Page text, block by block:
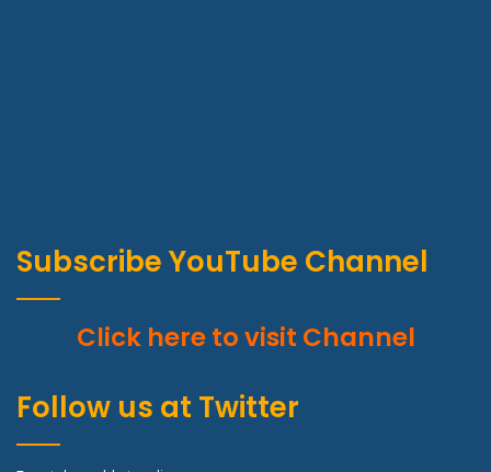
Subscribe YouTube Channel
Click here to visit Channel
Follow us at Twitter